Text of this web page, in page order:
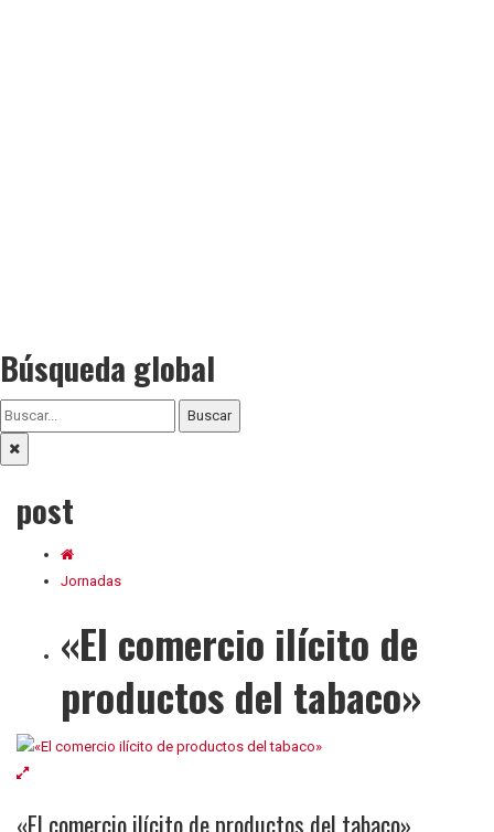
Búsqueda global
Buscar
post
Jornadas
«El comercio ilícito de
productos del tabaco»
«El comercio ilícito de productos del tabaco»